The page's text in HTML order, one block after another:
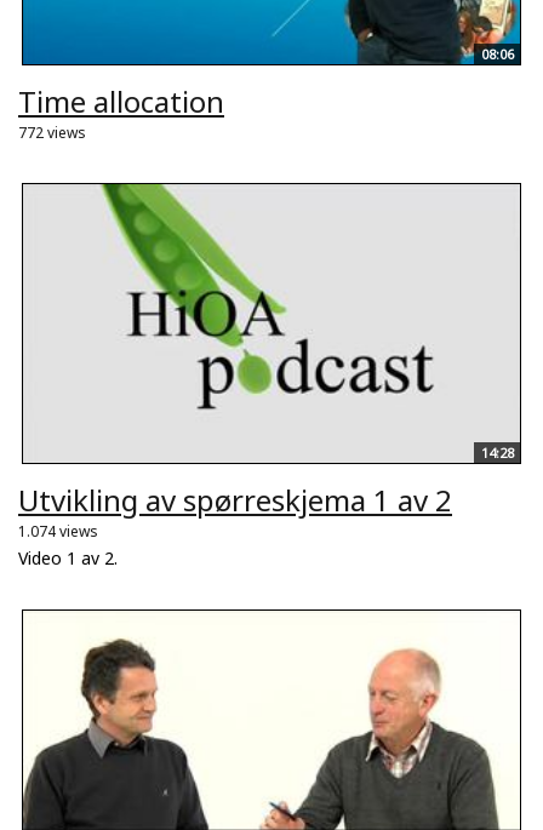
08:06
Time allocation
772 views
14:28
Utvikling av spørreskjema 1 av 2
1.074 views
Video 1 av 2.